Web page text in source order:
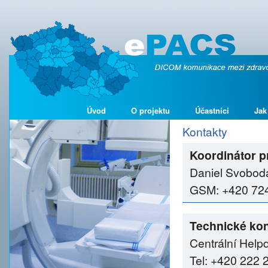
Úvod O projektu Účastníci
Kontakty
Koordinátor
Daniel
GSM: +420
Technické
Centrální
Tel: +420 222